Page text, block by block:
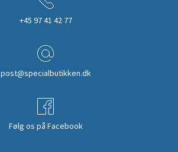
+45 97 41 42 77
post@specialbutikken.dk
Følg os på Facebook